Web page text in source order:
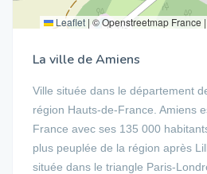
Leaflet | © Openstreetmap France
La ville de Amiens
Ville située dans le département
région Hauts-de-France. Amiens
France avec ses 135 000
plus peuplée de la région après
située dans le triangle Paris-